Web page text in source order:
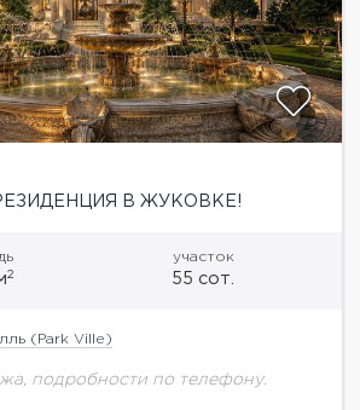
В ЖУКОВКЕ!
2
участок
55 сот.
(Park Ville)
подробности по телефону.